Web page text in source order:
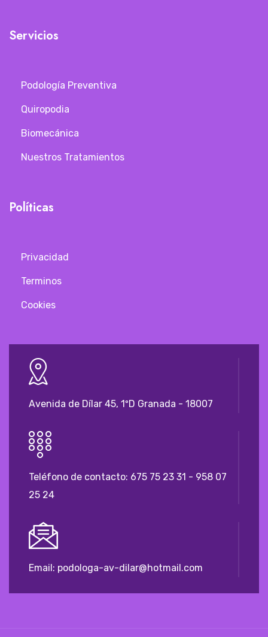
Servicios
Podología Preventiva
Quiropodia
Biomecánica
Nuestros Tratamientos
Políticas
Privacidad
Terminos
Cookies
Avenida de Dílar 45, 1ºD Granada - 18007
Teléfono de contacto: 675 75 23 31 - 958 07
25 24
Email: podologa-av-dilar@hotmail.com